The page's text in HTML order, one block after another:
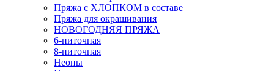
Пряжа с ХЛОПКОМ в составе
Пряжа для окрашивания
НОВОГОДНЯЯ ПРЯЖА
6-ниточная
8-ниточная
Неоны